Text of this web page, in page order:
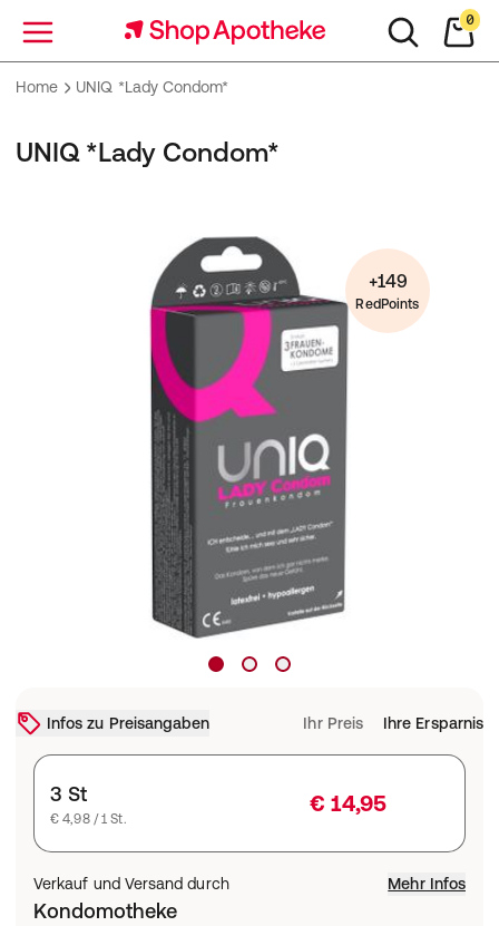
Menü
0
Home UNIQ *Lady Condom*
UNIQ *Lady Condom*
+149
RedPoints
Infos zu Preisangaben Ihr Preis Ihre Ersparnis
3 St
€ 4,98 / 1 St.
€ 14,95
Verkauf und Versand durch Mehr Infos
Kondomotheke